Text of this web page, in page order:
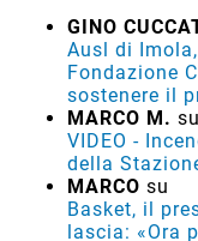
GINO
Ausl di
Fondazione
sostenere il
MARCO M. su
VIDEO -
della
MARCO su
Basket, il
lascia: «Ora